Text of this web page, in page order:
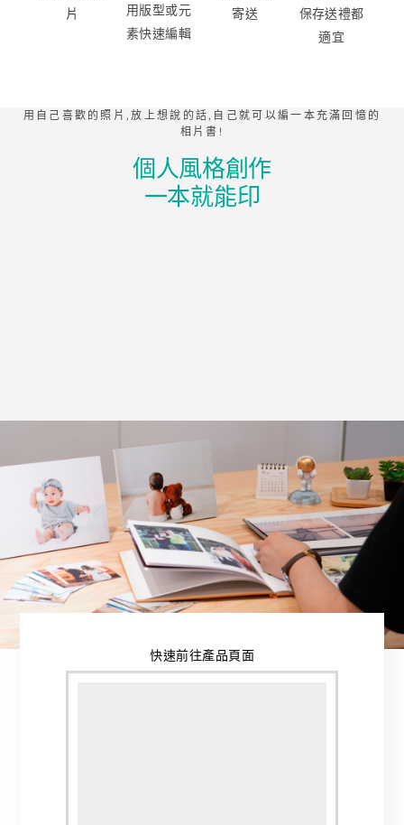
片​
用版型或元
素快速編輯
寄送
保存送禮都
適宜
用自己喜歡的照片,放上想說的話,自己就可以編一本充滿回憶的
相片書!
個人風格創作
一本就能印
快速前往產品頁面